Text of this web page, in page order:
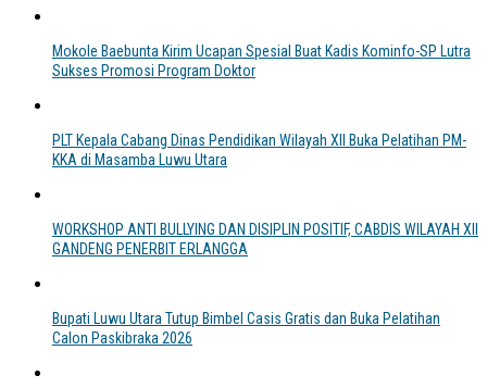
Mokole Baebunta Kirim Ucapan Spesial Buat Kadis Kominfo-SP Lutra
Sukses Promosi Program Doktor
PLT Kepala Cabang Dinas Pendidikan Wilayah XII Buka Pelatihan PM-
KKA di Masamba Luwu Utara
WORKSHOP ANTI BULLYING DAN DISIPLIN POSITIF, CABDIS WILAYAH XII
GANDENG PENERBIT ERLANGGA
Bupati Luwu Utara Tutup Bimbel Casis Gratis dan Buka Pelatihan
Calon Paskibraka 2026